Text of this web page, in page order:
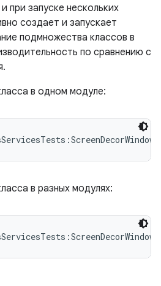
при запуске нескольких
создает и запускает
подмножества классов в
по сравнению с
в одном модуле:
в разных модулях: